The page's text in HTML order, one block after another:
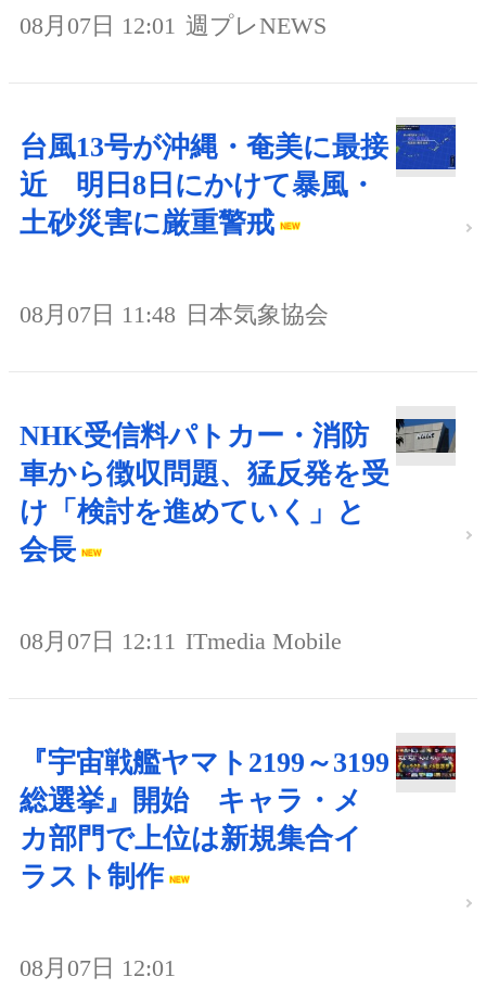
08月07日 12:01 週プレNEWS
台風13号が沖縄・奄美に最接
近 明日8日にかけて暴風・
土砂災害に厳重警戒
08月07日 11:48 日本気象協会
NHK受信料パトカー・消防
車から徴収問題、猛反発を受
け「検討を進めていく」と
会長
08月07日 12:11 ITmedia Mobile
『宇宙戦艦ヤマト2199～3199
総選挙』開始 キャラ・メ
カ部門で上位は新規集合イ
ラスト制作
08月07日 12:01